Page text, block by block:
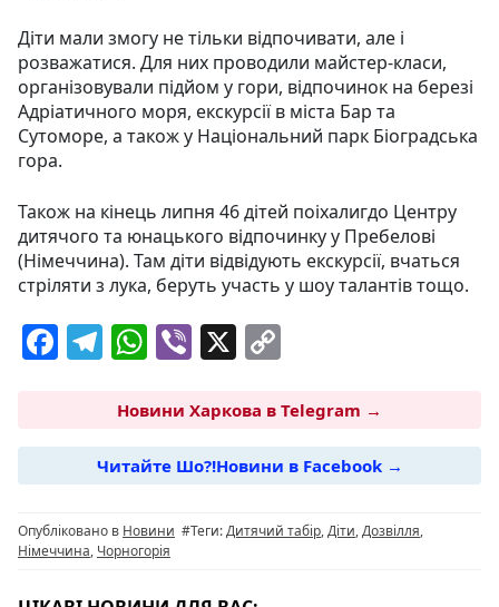
Діти мали змогу не тільки відпочивати, але і
розважатися. Для них проводили майстер-класи,
організовували підйом у гори, відпочинок на березі
Адріатичного моря, екскурсії в міста Бар та
Сутоморе, а також у Національний парк Біоградська
гора.
Також на кінець липня 46 дітей поіхалигдо Центру
дитячого та юнацького відпочинку у Пребелові
(Німеччина). Там діти відвідують екскурсії, вчаться
стріляти з лука, беруть участь у шоу талантів тощо.
F
e
b
o
o
k
T
e
g
ra
m
W
at
s
A
p
p
Vi
er
X
p
y
Li
n
Новини Харкова в Telegram →
Читайте Шо?!Новини в Facebook →
Опубліковано в Новини #Теги:Дитячий табір,Діти,Дозвілля,
Німеччина, Чорногорія